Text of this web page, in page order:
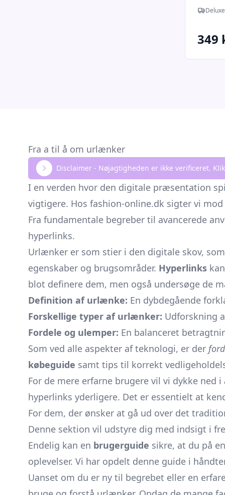
349
Fra a til å om urlænker
Disclaimer - Nøjagtigheden er ikke verificeret.
I en verden hvor den digitale præsentation
vigtigere. Hos fashion-online.dk sigter vi
Fra fundamentale begreber til avancerede
hyperlinks.
Urlænker er som stier i den digitale skov,
egenskaber og brugsområder. Hyperlinks
blot definere dem, men også undersøge de
Definition af urlænke: En dybdegående
Forskellige typer af urlænker: Udforskning
Fordele og ulemper: En balanceret
Som ved alle aspekter af teknologi, er der
købeguide samt tips til korrekt
For de mere erfarne brugere vil vi dykke ned i
hyperlinks yderligere. Det er essentielt at
For dem, der ønsker at gå ud over det
Denne sektion vil udstyre dig med indsigt i
Endelig kan en brugerguide sikre, at du på
oplevelser. Vi har opdelt denne guide i
Uanset om du er ny til begrebet eller en